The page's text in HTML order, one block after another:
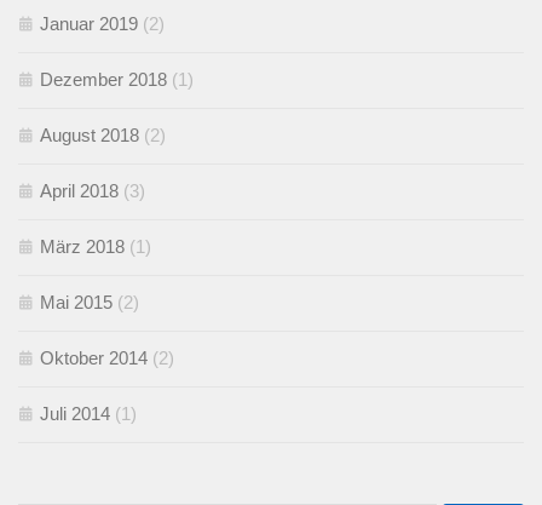
Januar 2019 (2)
Dezember 2018 (1)
August 2018 (2)
April 2018 (3)
März 2018 (1)
Mai 2015 (2)
Oktober 2014 (2)
Juli 2014 (1)